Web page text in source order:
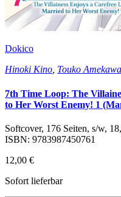
Dokico
Hinoki Kino, Touko Amekawa
7th Time Loop: The
to Her Worst Enemy! 1
Softcover, 176 Seiten, s/w,
ISBN: 9783987450761
12,00 €
Sofort lieferbar